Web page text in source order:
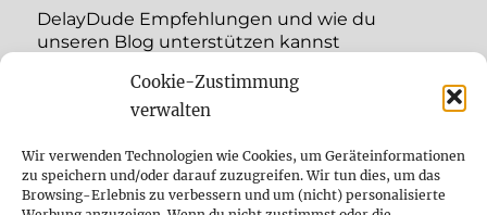
Cookie-Zustimmung
verwalten
Wir verwenden Technologien wie Cookies, um Geräteinformationen
zu speichern und/oder darauf zuzugreifen. Wir tun dies, um das
Browsing-Erlebnis zu verbessern und um (nicht) personalisierte
DelayDude Empfehlungen und wie du
unseren Blog unterstützen kannst
öffnen
YouTube
Instagram